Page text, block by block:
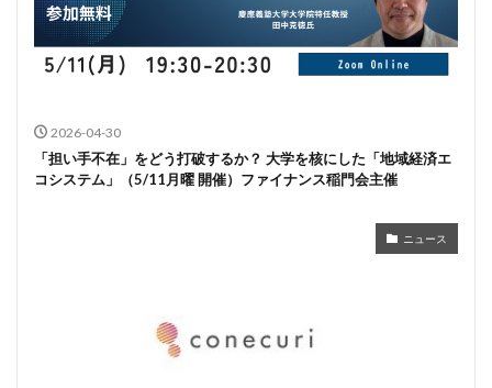
2026-04-30
「担い手不在」をどう打破するか？ 大学を核にした「地域経済エ
コシステム」（5/11月曜 開催）ファイナンス稲門会主催
ニュース